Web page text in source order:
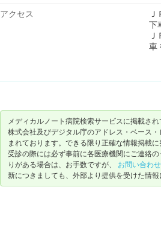
アクセス
下
車
メディカルノート病院検索サービスに掲載さ
株式会社及びデジタル庁のアドレス・ベース
まれております。できる限り正確な情報掲載
受診の際には必ず事前に各医療機関にご連絡
りがある場合は、お手数ですが、 お問い合わ
新につきましても、外部より提供を受けた情